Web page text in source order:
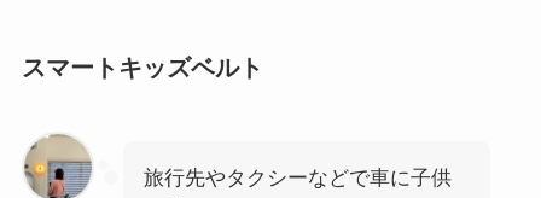
スマートキッズベルト
旅行先やタクシーなどで車に子供